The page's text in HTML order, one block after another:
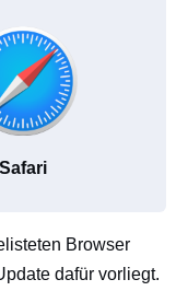
Safari
Browser
dafür vorliegt.